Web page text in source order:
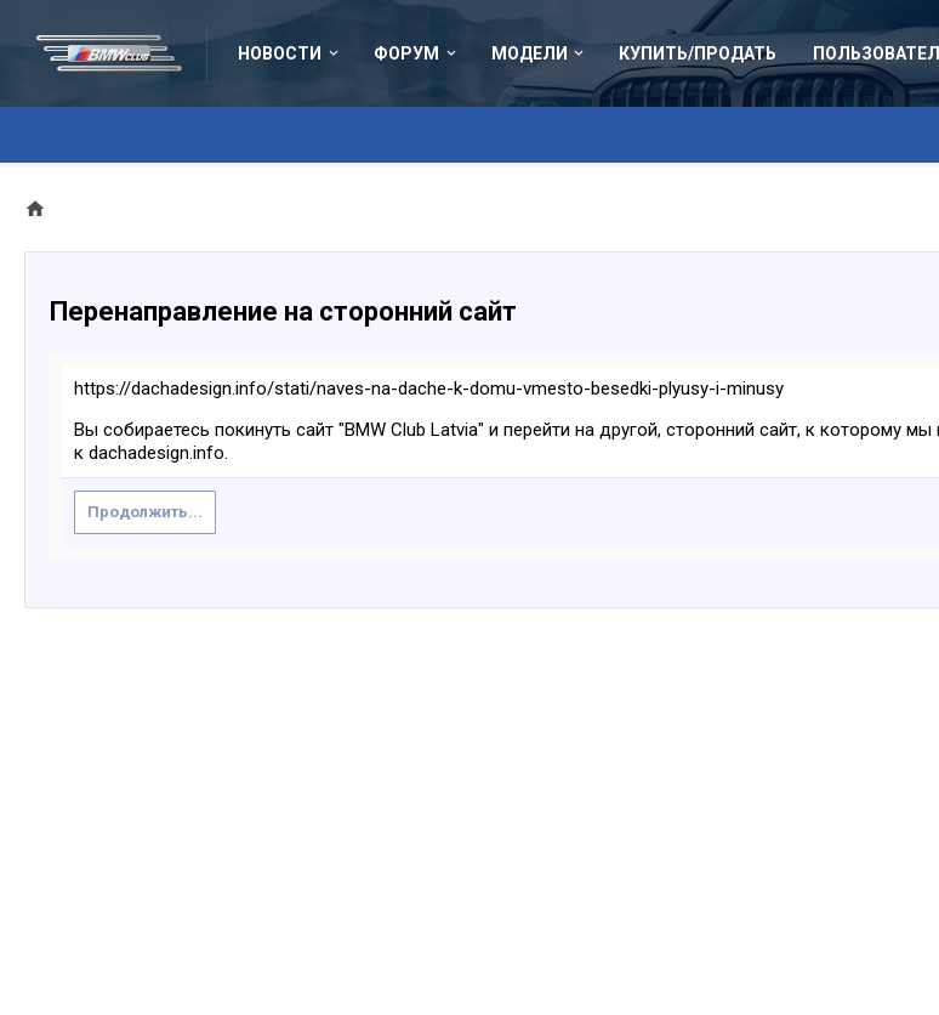
НОВОСТИ ФОРУМ МОДЕЛИ КУПИТЬ/ПРОДАТЬ
Перенаправление на сторонний сайт
https://dachadesign.info/stati/naves-na-dache-k-domu-vmesto-besedki-plyusy-i-minusy
Вы собираетесь покинуть сайт "BMW Club Latvia" и перейти на другой, сторонний сайт, к которому
к dachadesign.info.
Продолжить...